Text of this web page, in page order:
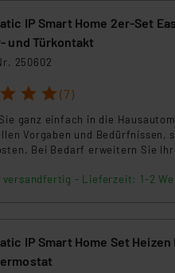
Standards eingestuft wird.
mit diesen Dienstleistern
Risiken.“
IP Smart Home 2er-Set
und Türkontakt
250602
3 4 5 (7)
ganz einfach in die
Vorgaben und Bedürfnissen,
Bei Bedarf erweitern Sie
- Lieferzeit: 1-2
IP Smart Home Set